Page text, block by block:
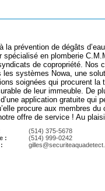
prévention de dégâts
spécialisé en plomberie
de copropriété. Nos
systèmes Nowa, une
soignées qui procurent la
de leur immeuble. De
application gratuite qui
procure aux membres
offre de service ! Au
(514) 375-5678
:
(514) 999-0242